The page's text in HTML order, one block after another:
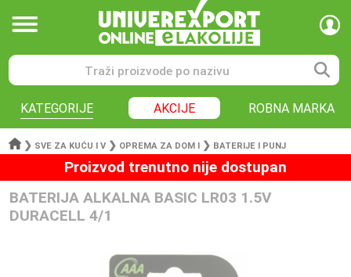
KATEGORIJE AKCIJE ROBNA MARKA
❯ SVE ZA KUĆU I V ❯ OPREMA ZA DOM I ❯ BATERIJE I PUNJ
Proizvod trenutno nije dostupan
BATERIJA ALKALNA BASIC LR03 1.5V
DURACELL 4/1